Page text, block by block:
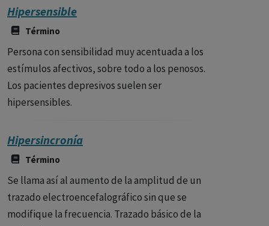
Hipersensible
Término
Persona con sensibilidad muy acentuada a los
estímulos afectivos, sobre todo a los penosos.
Los pacientes depresivos suelen ser
hipersensibles.
Hipersincronía
Término
Se llama así al aumento de la amplitud de un
trazado electroencefalográfico sin que se
modifique la frecuencia. Trazado básico de la